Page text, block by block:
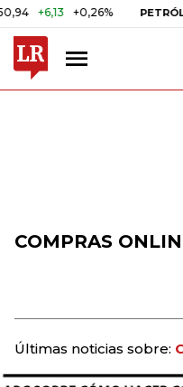
+6,13 +0,26% PETRÓLEO
COMPRAS
Últimas noticias sobre: